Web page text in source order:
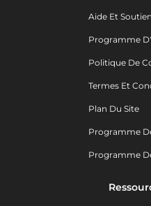
Aide Et Soutien
Programme
Politique De
Termes Et
Plan Du Site
Programme
Programme